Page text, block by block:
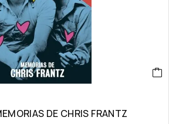
DE CHRIS FRANTZ